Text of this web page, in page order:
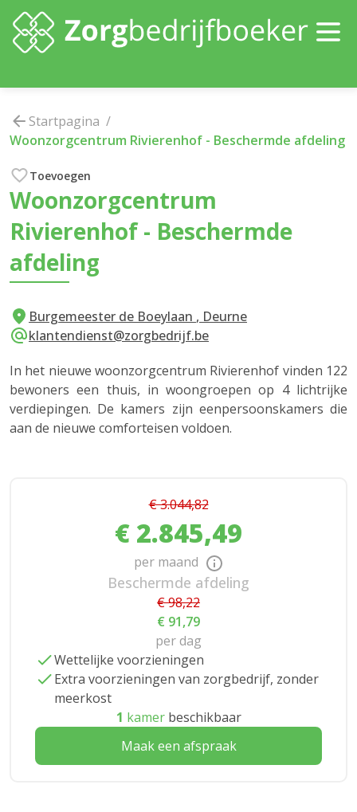
Startpagina /
Woonzorgcentrum Rivierenhof - Beschermde afdeling
Toevoegen
Woonzorgcentrum
Rivierenhof- Beschermde
afdeling
Burgemeester de Boeylaan , Deurne
klantendienst@zorgbedrijf.be
In het nieuwe woonzorgcentrum Rivierenhof vinden 122
bewoners een thuis, in woongroepen op 4 lichtrijke
verdiepingen. De kamers zijn eenpersoonskamers die
aan de nieuwe comforteisen voldoen.
€ 3.044,82
€ 2.845,49
per maand
Beschermde afdeling
€ 98,22
€ 91,79
per dag
Wettelijke voorzieningen
Extra voorzieningen van zorgbedrijf, zonder
meerkost
1 kamerbeschikbaar
Maak een afspraak